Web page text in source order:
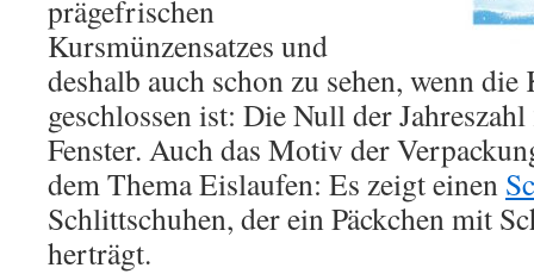
prägefrischen
Kursmünzensatzes und
deshalb auch schon zu sehen, wenn die
geschlossen ist: Die Null der
Fenster. Auch das Motiv der
dem Thema Eislaufen: Es zeigt einen
Schlittschuhen, der ein Päckchen mit
herträgt.